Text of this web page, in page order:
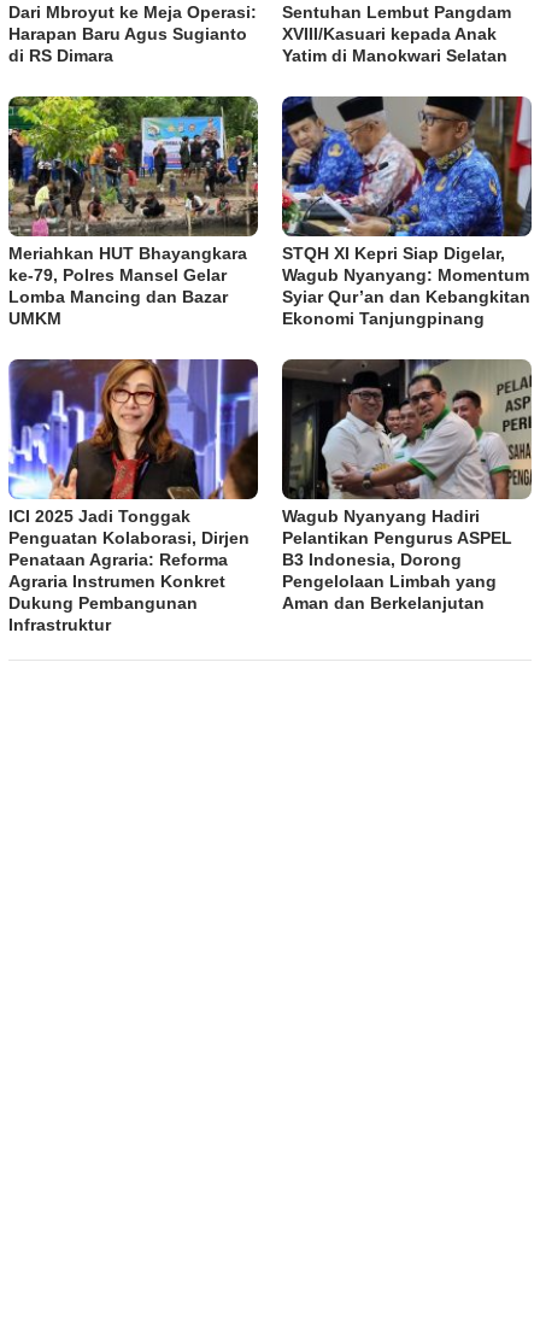
Dari Mbroyut ke Meja Operasi:
Harapan Baru Agus Sugianto
di RS Dimara
Sentuhan Lembut Pangdam
XVIII/Kasuari kepada Anak
Yatim di Manokwari Selatan
Meriahkan HUT Bhayangkara
ke-79, Polres Mansel Gelar
Lomba Mancing dan Bazar
UMKM
STQH XI Kepri Siap Digelar,
Wagub Nyanyang: Momentum
Syiar Qur’an dan Kebangkitan
Ekonomi Tanjungpinang
ICI 2025 Jadi Tonggak
Penguatan Kolaborasi, Dirjen
Penataan Agraria: Reforma
Agraria Instrumen Konkret
Dukung Pembangunan
Infrastruktur
Wagub Nyanyang Hadiri
Pelantikan Pengurus ASPEL
B3 Indonesia, Dorong
Pengelolaan Limbah yang
Aman dan Berkelanjutan